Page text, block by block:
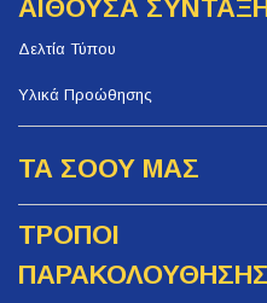
ΑΙΘΟΥΣΑ
Δελτία Τύπου
Υλικά Προώθησης
ΤΑ ΣΟΟΥ ΜΑΣ
ΤΡΟΠΟΙ
ΠΑΡΑΚΟΛΟΥΘΗΣΗΣ